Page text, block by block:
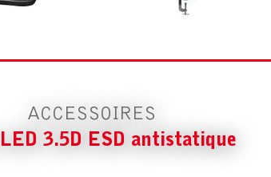
ACCESSOIRES
3.5D ESD antistatique
ANTISTATIQUE